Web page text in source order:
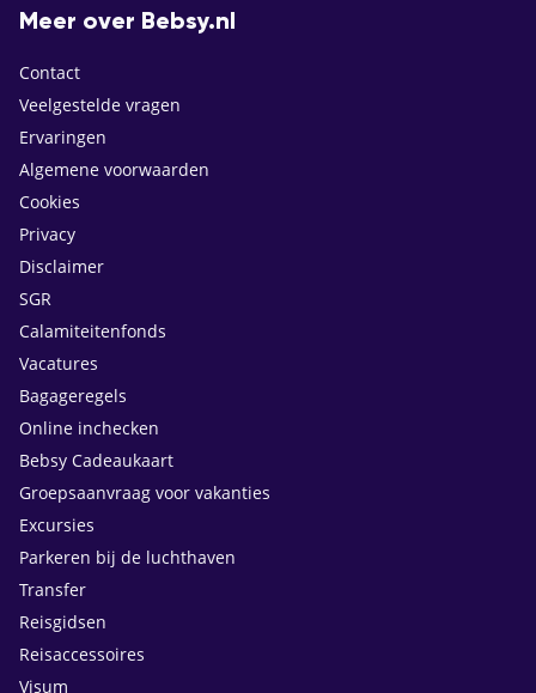
Meer over Bebsy.nl
Contact
Veelgestelde vragen
Ervaringen
Algemene voorwaarden
Cookies
Privacy
Disclaimer
SGR
Calamiteitenfonds
Vacatures
Bagageregels
Online inchecken
Bebsy Cadeaukaart
Groepsaanvraag voor vakanties
Excursies
Parkeren bij de luchthaven
Transfer
Reisgidsen
Reisaccessoires
Visum